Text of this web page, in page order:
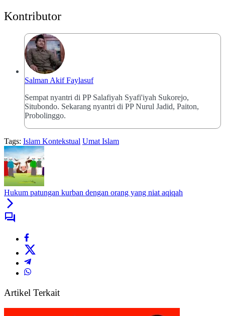
Kontributor
Salman Akif Faylasuf
Sempat nyantri di PP Salafiyah Syafi'iyah Sukorejo,
Situbondo. Sekarang nyantri di PP Nurul Jadid, Paiton,
Probolinggo.
Tags: Islam Kontekstual Umat Islam
Hukum patungan kurban dengan orang yang niat aqiqah
Artikel Terkait